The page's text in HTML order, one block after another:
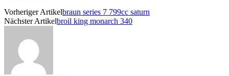
Vorheriger Artikelbraun series 7 799cc saturn
Nächster Artikelbroil king monarch 340